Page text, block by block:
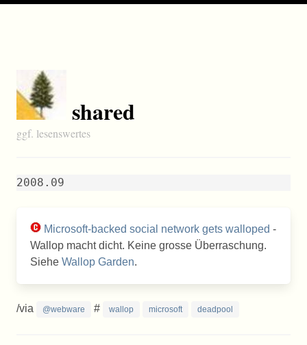
shared
ggf. lesenswertes
2008.09
Microsoft-backed social network gets walloped -
Wallop macht dicht. Keine grosse Überraschung.
Siehe Wallop Garden.
/via @webware # wallop microsoft deadpool